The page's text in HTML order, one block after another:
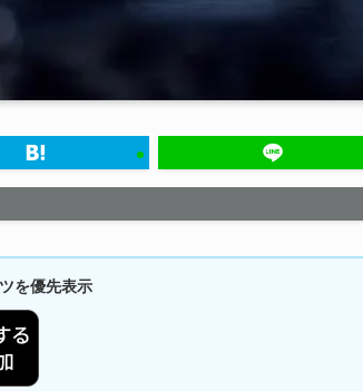
を優先表示